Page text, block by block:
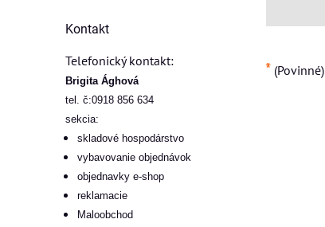
* (Povinné)
Kontakt
Telefonický kontakt:
Brigita Ághová
tel. č:0918 856 634
sekcia:
skladové hospodárstvo
vybavovanie objednávok
objednavky e-shop
reklamacie
Maloobchod